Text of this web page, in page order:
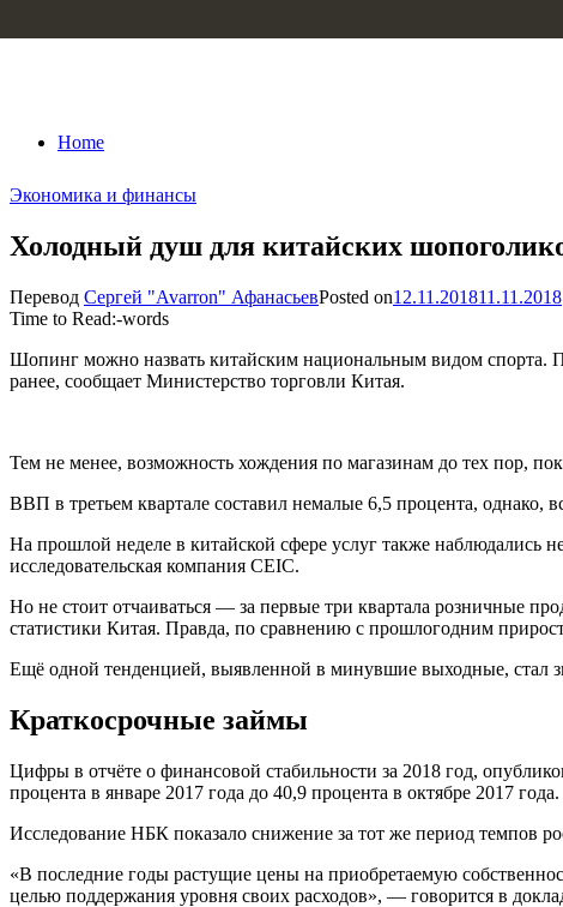
Home
Экономика и финансы
Холодный душ для китайских
Перевод Сергей "Avarron" АфанасьевPosted on12.11.201811.11.2018
Time to Read:-words
Шопинг можно назвать китайским национальным видом спорта.
ранее, сообщает Министерство торговли Китая.
Тем не менее, возможность хождения по магазинам до тех пор,
ВВП в третьем квартале составил немалые 6,5 процента, однако,
На прошлой неделе в китайской сфере услуг также наблюдались
исследовательская компания CEIC.
Но не стоит отчаиваться — за первые три квартала розничные
статистики Китая. Правда, по сравнению с прошлогодним
Ещё одной тенденцией, выявленной в минувшие выходные, стал
Краткосрочные займы
Цифры в отчёте о финансовой стабильности за 2018 год,
процента в январе 2017 года до 40,9 процента в октябре 2017 года.
Исследование НБК показало снижение за тот же период темпов
«В последние годы растущие цены на приобретаемую
целью поддержания уровня своих расходов», — говорится в